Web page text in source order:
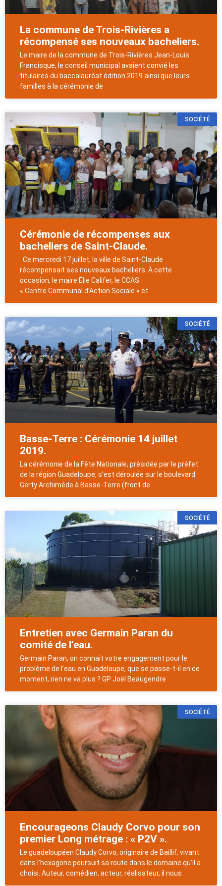
La commune de Trois-Rivières a
récompensé ses nouveaux bacheliers.
Le maire de la commune de Trois-Rivières Jean-Louis
Francisque, le conseil municipal avaient convié les
titulaires du baccalauréat édition 2019 ainsi que leurs
familles à la cérémonie de
SOCIÉTÉ
Cérémonie de récompenses aux
bacheliers de Saint-Claude.
Ce mercredi 17 juillet, la ville de Saint-Claude
récompensait ses nouveaux bacheliers. À cette
occasion, le maire Élie Califer, le CCAS
« Centre Communal d’Action Sociale » et
SOCIÉTÉ
Basse-Terre : Cérémonie 14 juillet
2019.
La cérémonie de la Fête Nationale, présidée par le préfet
de la région Guadeloupe, s’est déroulée sur le boulevard
Gerty Archimède à Basse-Terre (front de
SOCIÉTÉ
Entretien avec Germain Paran du
comité de l’eau.
Germain Paran, on connait votre engagement pour le
problème de l’eau en Guadeloupe, que se passe-t-il en ce
moment, rien ne va plus ? GP Joël Beaugendre
SOCIÉTÉ
Encourageons Claudy Corvo pour son
premier Long métrage : « P2V ».
Le guadeloupéen Claudy Corvo, originaire de Baillif, vivant
dans l’hexagone poursuit sa route dans le domaine qu’il a
choisi. Auteur, comédien, acteur, réalisateur, il nous